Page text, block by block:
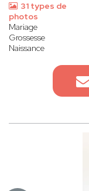
31 types de
photos
Mariage
Grossesse
Naissance